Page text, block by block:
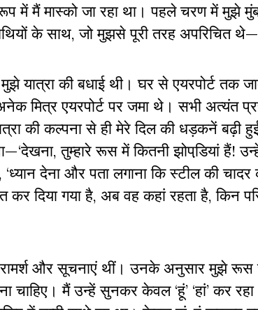
में मैं मास्को जा रहा था। पहले चरण में मुझे
के साथ, जो मुझसे पूरी तरह अपरिचित
यात्रा की बधाई थी। घर से एयरपोर्ट तक
मित्र एयरपोर्ट पर जमा थे। सभी अत्यंत
की कल्पना से ही मेरे दिल की धड़कनें
तुम्हारे रूस में कितनी झोपडि़यां हैं!
‘ध्यान देना और पता लगाना कि स्टील की
कर दिया गया है, अब वह कहां रहता है, किन
और सूचनाएं थीं। उनके अनुसार मुझे रूस
चाहिए। मैं उन्हें सुनकर केवल ‘हूं’ ‘हां’ कर